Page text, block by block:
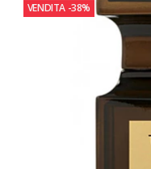
VENDITA -38%